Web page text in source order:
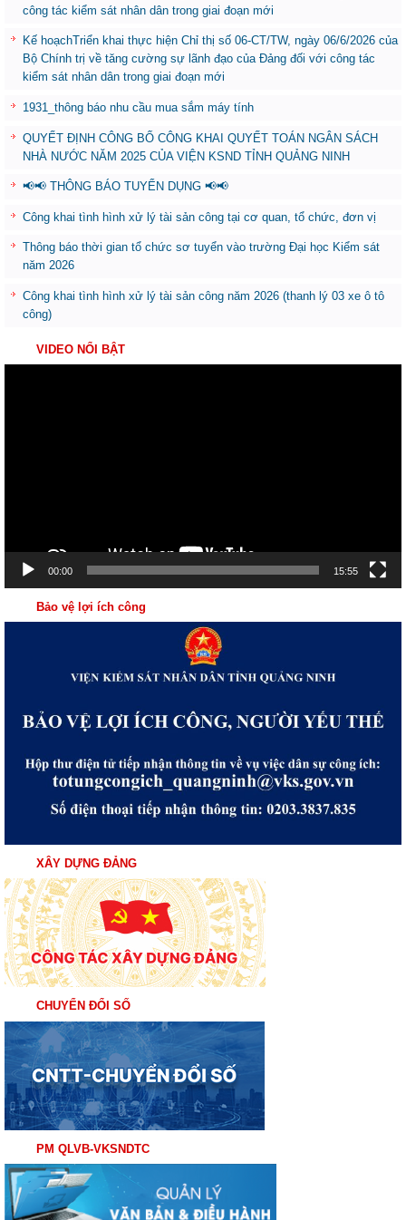
công tác kiểm sát nhân dân trong giai đoạn mới
Kế hoạchTriển khai thực hiện Chỉ thị số 06-CT/TW, ngày 06/6/2026 của
Bộ Chính trị về tăng cường sự lãnh đạo của Đảng đối với công tác
kiểm sát nhân dân trong giai đoạn mới
1931_thông báo nhu cầu mua sắm máy tính
QUYẾT ĐỊNH CÔNG BỐ CÔNG KHAI QUYẾT TOÁN NGÂN SÁCH
NHÀ NƯỚC NĂM 2025 CỦA VIỆN KSND TỈNH QUẢNG NINH
📢📢 THÔNG BÁO TUYỂN DỤNG 📢📢
Công khai tình hình xử lý tài sản công tại cơ quan, tổ chức, đơn vị
Thông báo thời gian tổ chức sơ tuyển vào trường Đại học Kiểm sát
năm 2026
Công khai tình hình xử lý tài sản công năm 2026 (thanh lý 03 xe ô tô
công)
VIDEO NỔI BẬT
00:00 15:55
Bảo vệ lợi ích công
XÂY DỰNG ĐẢNG
CHUYỂN ĐỔI SỐ
PM QLVB-VKSNDTC